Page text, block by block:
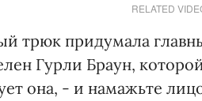
RELATED
трюк придумала
Гурли Браун,
она, - и намажьте